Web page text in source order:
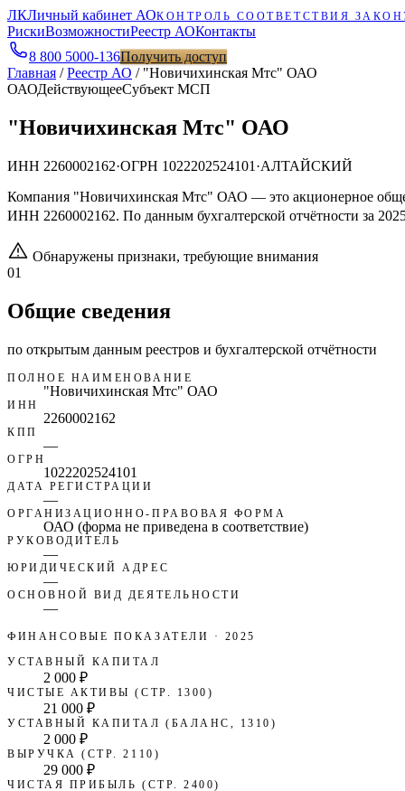
ЛКЛичный кабинет АОКОНТРОЛЬ СООТВЕТСТВИЯ
РискиВозможностиРеестр АОКонтакты
8 800 5000-136Получить доступ
Главная /Реестр АО / "Новичихинская Мтс" ОАО
ОАОДействующееСубъект МСП
"Новичихинская Мтс" ОАО
ИНН 2260002162·ОГРН 1022202524101 ·АЛТАЙСКИЙ
Компания "Новичихинская Мтс" ОАО — это акционерное
ИНН 2260002162. По данным бухгалтерской отчётности за
Обнаружены признаки, требующие внимания
01
Общие сведения
по открытым данным реестров и бухгалтерской отчётности
ПОЛНОЕ НАИМЕНОВАНИЕ
"Новичихинская Мтс" ОАО
ИНН
2260002162
КПП
—
ОГРН
1022202524101
ДАТА РЕГИСТРАЦИИ
—
ОРГАНИЗАЦИОННО-ПРАВОВАЯ ФОРМА
ОАО (форма не приведена в соответствие)
РУКОВОДИТЕЛЬ
—
ЮРИДИЧЕСКИЙ АДРЕС
—
ОСНОВНОЙ ВИД ДЕЯТЕЛЬНОСТИ
—
ФИНАНСОВЫЕ ПОКАЗАТЕЛИ · 2025
УСТАВНЫЙ КАПИТАЛ
2 000 ₽
ЧИСТЫЕ АКТИВЫ (СТР. 1300)
21 000 ₽
УСТАВНЫЙ КАПИТАЛ (БАЛАНС, 1310)
2 000 ₽
ВЫРУЧКА (СТР. 2110)
29 000 ₽
ЧИСТАЯ ПРИБЫЛЬ (СТР. 2400)